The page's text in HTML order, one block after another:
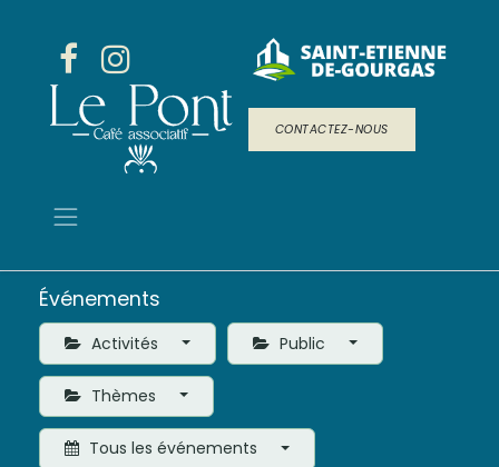
CONTACTEZ-NOUS
Événements
Activités Public
Thèmes
Tous les événements